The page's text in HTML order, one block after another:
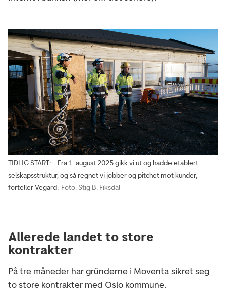
TIDLIG START: – Fra 1. august 2025 gikk vi ut og hadde etablert
selskapsstruktur, og så regnet vi jobber og pitchet mot kunder,
forteller Vegard. Foto: Stig B. Fiksdal
Allerede landet to store
kontrakter
På tre måneder har gründerne i Moventa sikret seg
to store kontrakter med Oslo kommune.